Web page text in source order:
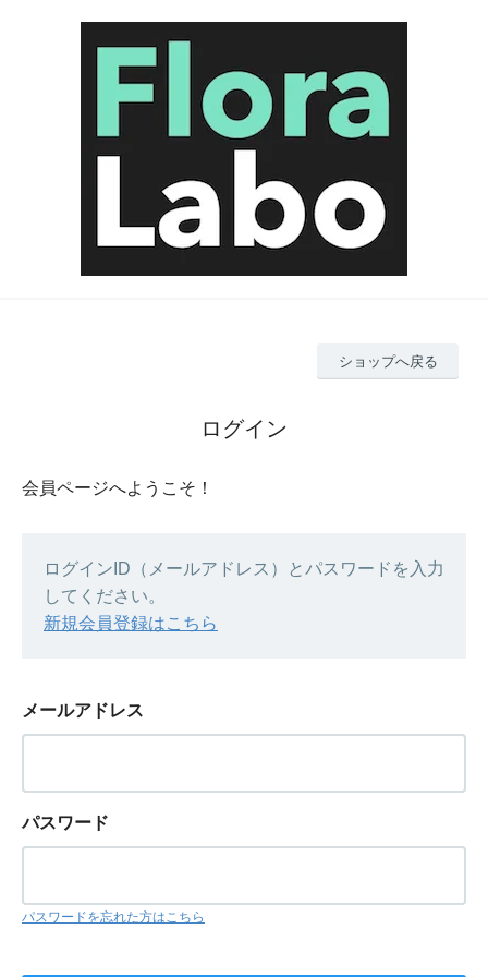
ショップへ戻る
ログイン
会員ページへようこそ！
ログインID（メールアドレス）とパスワードを入力
してください。
新規会員登録はこちら
メールアドレス
パスワード
パスワードを忘れた方はこちら